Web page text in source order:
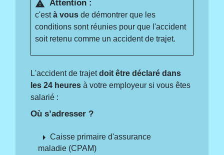
warning Attention :
c'està vous de démontrer que les
conditions sont réunies pour que l'accident
soit retenu comme un accident de trajet.
L'accident de trajetdoit être déclaré dans
les 24 heures à votre employeur si vous êtes
salarié :
Où s’adresser ?
arrow_rightCaisse primaire d'assurance
maladie (CPAM)